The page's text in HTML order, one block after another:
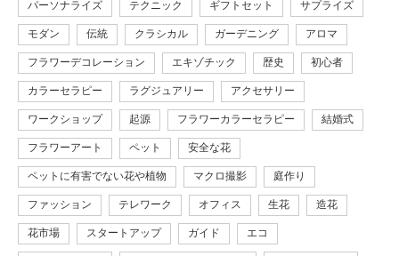
パーソナライズ テクニック ギフトセット サプライズ
モダン 伝統 クラシカル ガーデニング アロマ
フラワーデコレーション エキゾチック 歴史 初心者
カラーセラピー ラグジュアリー アクセサリー
ワークショップ 起源 フラワーカラーセラピー 結婚式
フラワーアート ペット 安全な花
ペットに有害でない花や植物 マクロ撮影 庭作り
ファッション テレワーク オフィス 生花 造花
花市場 スタートアップ ガイド エコ